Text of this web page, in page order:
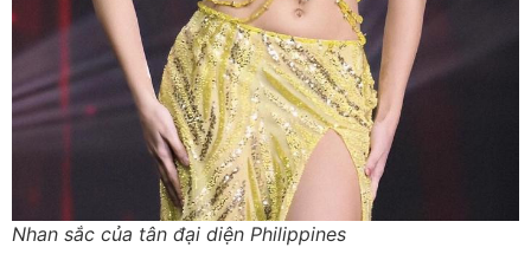
Nhan sắc của tân đại diện Philippines